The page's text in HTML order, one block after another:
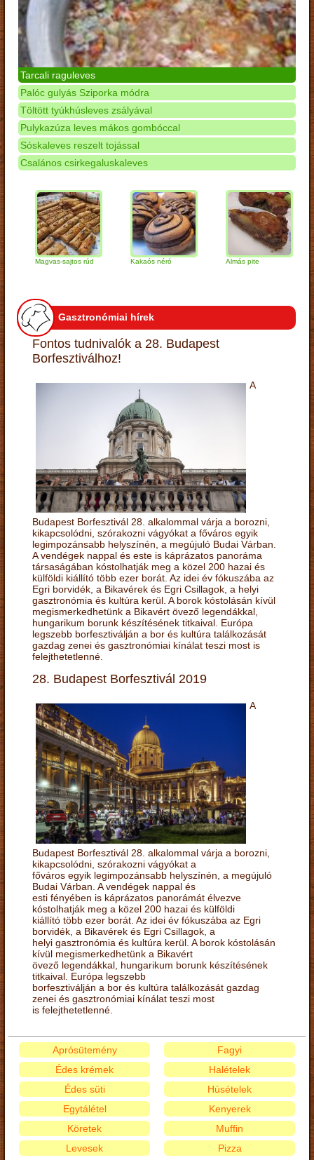
Tarcali raguleves
Palóc gulyás Sziporka módra
Töltött tyúkhúsleves zsályával
Pulykazúza leves mákos gombóccal
Sóskaleves reszelt tojással
Csalános csirkegaluskaleves
Magvas-sajtos rúd Kakaós néró Almás pite
Gasztronómiai hírek
Fontos tudnivalók a 28. Budapest
Borfesztiválhoz!
A
Budapest Borfesztivál 28. alkalommal várja a borozni,
kikapcsolódni, szórakozni vágyókat a főváros egyik
legimpozánsabb helyszínén, a megújuló Budai Várban.
A vendégek nappal és este is káprázatos panoráma
társaságában kóstolhatják meg a közel 200 hazai és
külföldi kiállító több ezer borát. Az idei év fókuszába az
Egri borvidék, a Bikavérek és Egri Csillagok, a helyi
gasztronómia és kultúra kerül. A borok kóstolásán kívül
megismerkedhetünk a Bikavért övező legendákkal,
hungarikum borunk készítésének titkaival. Európa
legszebb borfesztiválján a bor és kultúra találkozását
gazdag zenei és gasztronómiai kínálat teszi most is
felejthetetlenné.
28. Budapest Borfesztivál 2019
A
Budapest Borfesztivál 28. alkalommal várja a borozni,
kikapcsolódni, szórakozni vágyókat a
főváros egyik legimpozánsabb helyszínén, a megújuló
Budai Várban. A vendégek nappal és
esti fényében is káprázatos panorámát élvezve
kóstolhatják meg a közel 200 hazai és külföldi
kiállító több ezer borát. Az idei év fókuszába az Egri
borvidék, a Bikavérek és Egri Csillagok, a
helyi gasztronómia és kultúra kerül. A borok kóstolásán
kívül megismerkedhetünk a Bikavért
övező legendákkal, hungarikum borunk készítésének
titkaival. Európa legszebb
borfesztiválján a bor és kultúra találkozását gazdag
zenei és gasztronómiai kínálat teszi most
is felejthetetlenné.
Aprósütemény
Édes krémek
Édes süti
Egytálétel
Fagyi
Halételek
Húsételek
Kenyerek
Köretek
Levesek
Muffin
Pizza